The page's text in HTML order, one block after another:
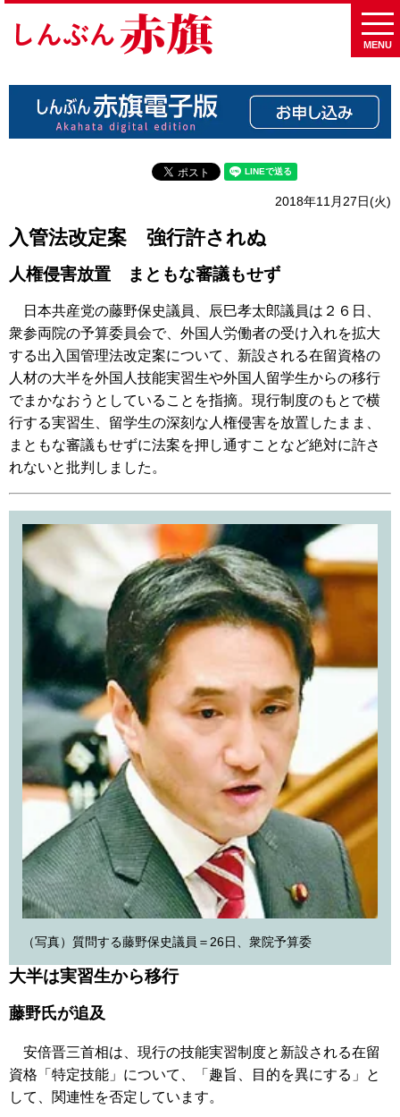
MENU
2018年11月27日(火)
入管法改定案 強行許されぬ
人権侵害放置 まともな審議もせず
日本共産党の藤野保史議員、辰巳孝太郎議員は２６日、
衆参両院の予算委員会で、外国人労働者の受け入れを拡大
する出入国管理法改定案について、新設される在留資格の
人材の大半を外国人技能実習生や外国人留学生からの移行
でまかなおうとしていることを指摘。現行制度のもとで横
行する実習生、留学生の深刻な人権侵害を放置したまま、
まともな審議もせずに法案を押し通すことなど絶対に許さ
れないと批判しました。
（写真）質問する藤野保史議員＝26日、衆院予算委
大半は実習生から移行
藤野氏が追及
安倍晋三首相は、現行の技能実習制度と新設される在留
資格「特定技能」について、「趣旨、目的を異にする」と
して、関連性を否定しています。